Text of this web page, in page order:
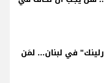
في لبنان... لمَن